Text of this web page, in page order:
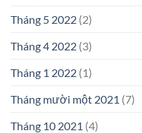
Tháng 5 2022 (2)
Tháng 4 2022 (3)
Tháng 1 2022 (1)
Tháng mười một 2021 (7)
Tháng 10 2021 (4)